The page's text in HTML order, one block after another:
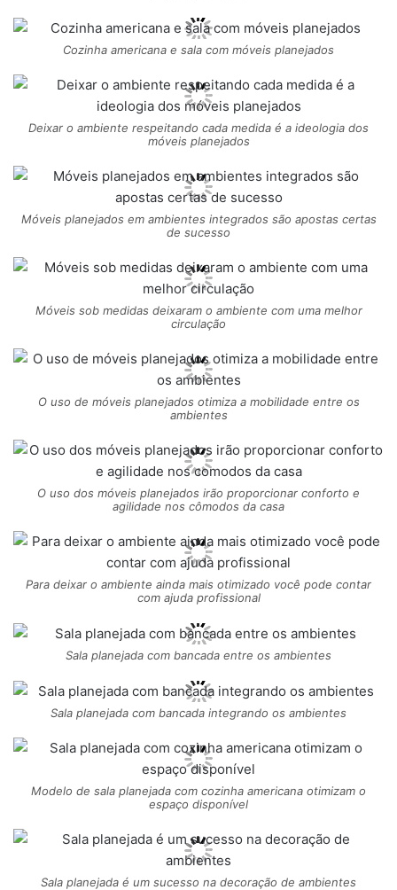
Cozinha americana e sala com móveis planejados
Deixar o ambiente respeitando cada medida é a ideologia dos
móveis planejados
Móveis planejados em ambientes integrados são apostas certas
de sucesso
Móveis sob medidas deixaram o ambiente com uma melhor
circulação
O uso de móveis planejados otimiza a mobilidade entre os
ambientes
O uso dos móveis planejados irão proporcionar conforto e
agilidade nos cômodos da casa
Para deixar o ambiente ainda mais otimizado você pode contar
com ajuda profissional
Sala planejada com bancada entre os ambientes
Sala planejada com bancada integrando os ambientes
Modelo de sala planejada com cozinha americana otimizam o
espaço disponível
Sala planejada é um sucesso na decoração de ambientes